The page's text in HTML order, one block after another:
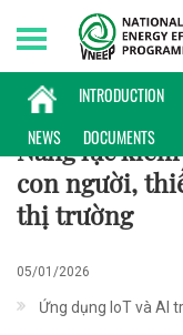
INTRODUCTION
NEWS
DOCUMENTS
Friday, 07/08/2026 | 15:48
Năng lực
con người,
thị trường
05/01/2026
Ứng dụng IoT và AI